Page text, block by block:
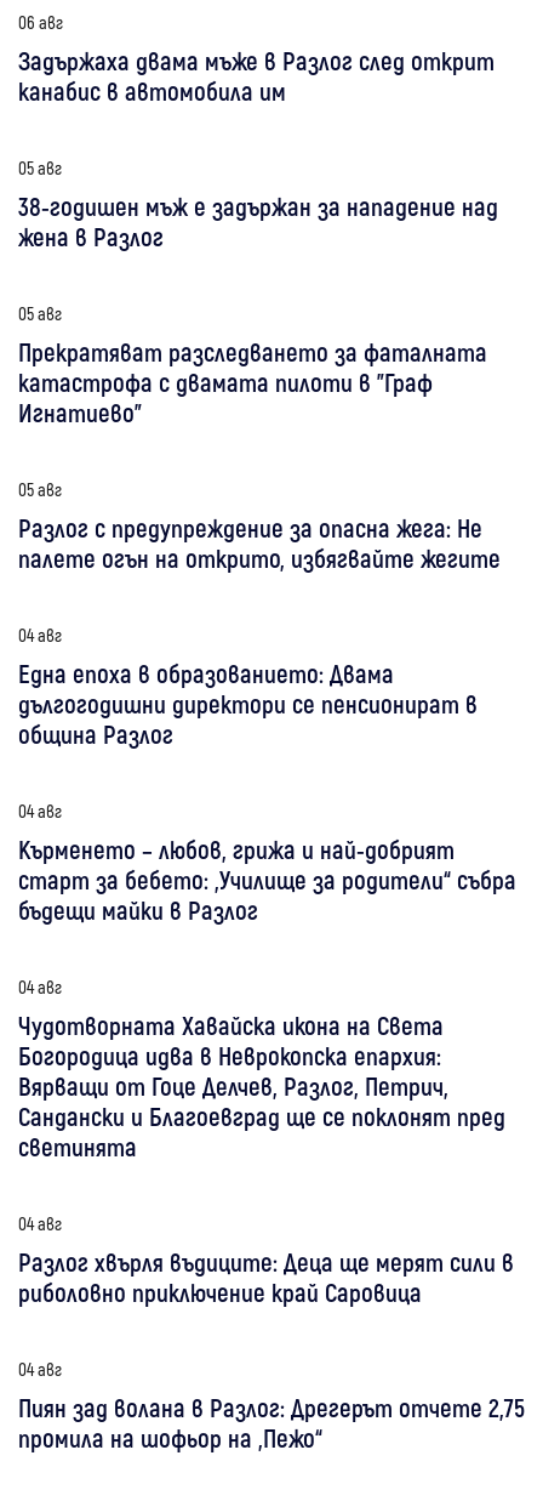
06 авг
Задържаха двама мъже в Разлог след открит
канабис в автомобила им
05 авг
38-годишен мъж е задържан за нападение над
жена в Разлог
05 авг
Прекратяват разследването за фаталната
катастрофа с двамата пилоти в "Граф
Игнатиево"
05 авг
Разлог с предупреждение за опасна жега: Не
палете огън на открито, избягвайте жегите
04 авг
Една епоха в образованието: Двама
дългогодишни директори се пенсионират в
община Разлог
04 авг
Кърменето – любов, грижа и най-добрият
старт за бебето: „Училище за родители“ събра
бъдещи майки в Разлог
04 авг
Чудотворната Хавайска икона на Света
Богородица идва в Неврокопска епархия:
Вярващи от Гоце Делчев, Разлог, Петрич,
Сандански и Благоевград ще се поклонят пред
светинята
04 авг
Разлог хвърля въдиците: Деца ще мерят сили в
риболовно приключение край Саровица
04 авг
Пиян зад волана в Разлог: Дрегерът отчете 2,75
промила на шофьор на „Пежо“